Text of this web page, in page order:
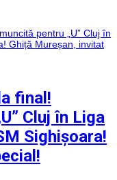
Constanța
final!
Cluj în Liga
Sighișoara!